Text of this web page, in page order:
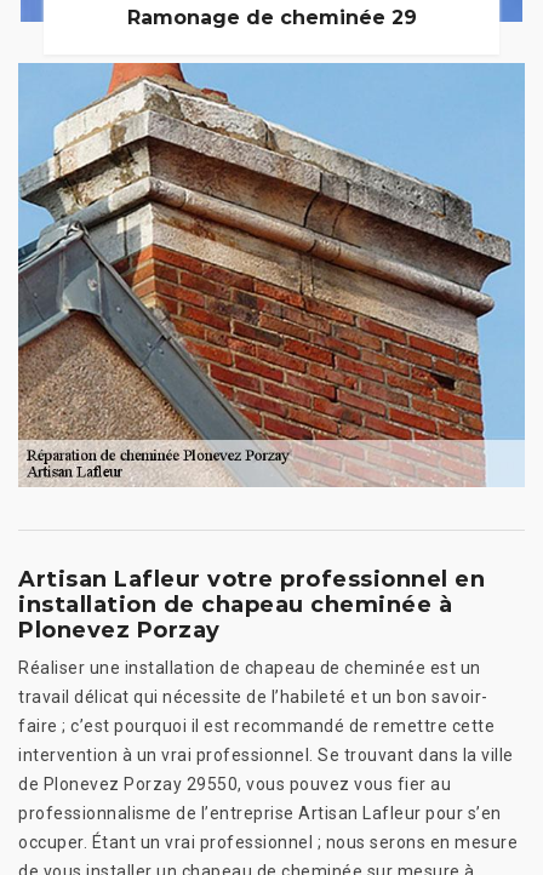
Ramonage de cheminée 29
Artisan Lafleur votre professionnel en
installation de chapeau cheminée à
Plonevez Porzay
Réaliser une installation de chapeau de cheminée est un
travail délicat qui nécessite de l’habileté et un bon savoir-
faire ; c’est pourquoi il est recommandé de remettre cette
intervention à un vrai professionnel. Se trouvant dans la ville
de Plonevez Porzay 29550, vous pouvez vous fier au
professionnalisme de l’entreprise Artisan Lafleur pour s’en
occuper. Étant un vrai professionnel ; nous serons en mesure